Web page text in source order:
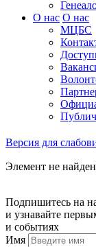
О нас О нас
МЦБС
Версия для
Элемент не
Подпишитесь на
и узнавайте
и событиях
Имя